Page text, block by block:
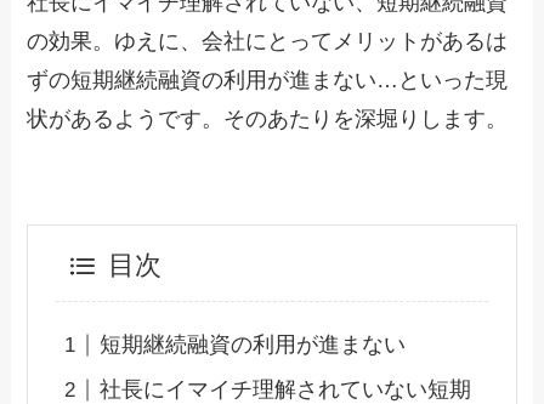
の効果。ゆえに、会社にとってメリットがあるは
ずの短期継続融資の利用が進まない…といった現
状があるようです。そのあたりを深堀りします。
目次
短期継続融資の利用が進まない
社長にイマイチ理解されていない短期